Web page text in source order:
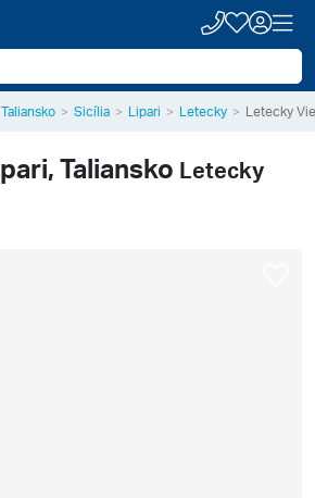
Taliansko Sicília Lipari Letecky Letecky
Taliansko Letecky